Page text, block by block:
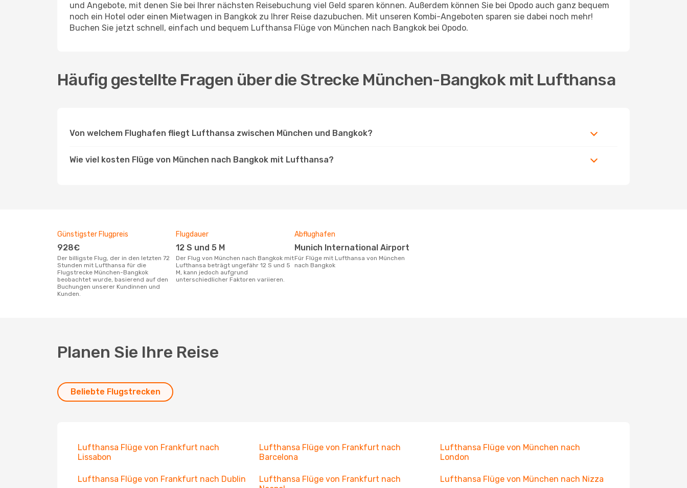
und Angebote, mit denen Sie bei Ihrer nächsten Reisebuchung viel Geld sparen können. Außerdem können Sie bei Opodo auch ganz bequem
noch ein Hotel oder einen Mietwagen in Bangkok zu Ihrer Reise dazubuchen. Mit unseren Kombi-Angeboten sparen sie dabei noch mehr!
Buchen Sie jetzt schnell, einfach und bequem Lufthansa Flüge von München nach Bangkok bei Opodo.
Häufig gestellte Fragen über die Strecke München-Bangkok mit Lufthansa
Von welchem Flughafen fliegt Lufthansa zwischen München und Bangkok?
Wie viel kosten Flüge von München nach Bangkok mit Lufthansa?
Günstigster Flugpreis
928€
Der billigste Flug, der in den letzten 72
Stunden mit Lufthansa für die
Flugstrecke München-Bangkok
beobachtet wurde, basierend auf den
Buchungen unserer Kundinnen und
Kunden.
Flugdauer
12 S und 5 M
Der Flug von München nach Bangkok mit
Lufthansa beträgt ungefähr 12 S und 5
M, kann jedoch aufgrund
unterschiedlicher Faktoren variieren.
Abflughafen
Munich International Airport
Für Flüge mit Lufthansa von München
nach Bangkok
Planen Sie Ihre Reise
Beliebte Flugstrecken
Lufthansa Flüge von Frankfurt nach
Lissabon
Lufthansa Flüge von Frankfurt nach
Barcelona
Lufthansa Flüge von München nach
London
Lufthansa Flüge von Frankfurt nach Dublin
Lufthansa Flüge von Frankfurt nach
Lufthansa Flüge von München nach Nizza